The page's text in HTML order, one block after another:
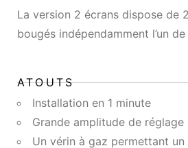
La version 2 écrans dispose de
bougés indépendamment l’un de
ATOUTS
Installation en 1 minute
Grande amplitude de réglage
Un vérin à gaz permettant